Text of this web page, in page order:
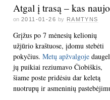
Atgal į trasą – kas
on 2011-01-26 by RAMTYNS
Grįžus po 7 mėnesių kelionių
užjūrio kraštuose, įdomu stebėti
pokyčius. Metų apžvalgoje
jų puikiai reziumavo Čiobiškis,
šiame poste pridėsiu dar keletą
nuotrupų ir asmeninių